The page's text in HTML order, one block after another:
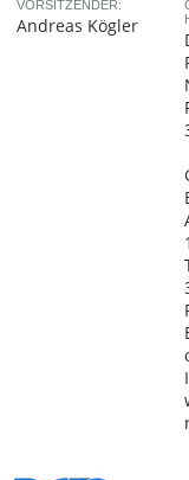
VORSITZENDER:
Andreas Kögler